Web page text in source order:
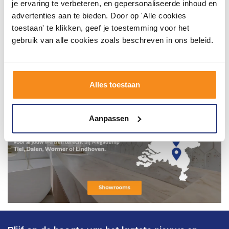
je ervaring te verbeteren, en gepersonaliseerde inhoud en
advertenties aan te bieden. Door op 'Alle cookies
toestaan' te klikken, geef je toestemming voor het
gebruik van alle cookies zoals beschreven in ons beleid.
Alles toestaan
Aanpassen